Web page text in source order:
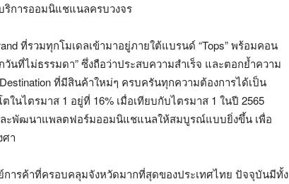
ริการออมนิแชแนลครบวงจร
ที่รวมทุกโมเดลเข้ามาอยู่ภายใต้แบรนด์ “Tops” พร้อมคอน
นที่ไม่ธรรมดา” ซึ่งถือว่าประสบความสำเร็จ และตอกย้ำความ
ที่มีสินค้าใหม่ๆ ครบครันทุกความต้องการได้เป็น
ในไตรมาส 1 อยู่ที่ 16% เมื่อเทียบกับไตรมาส 1 ในปี 2565
ละพัฒนาแพลตฟอร์มออมนิแชแนลให้สมบูรณ์แบบยิ่งขึ้น เพื่อ
า
การค้าที่ครอบคลุมจังหวัดมากที่สุดของประเทศไทย ปัจจุบันมีทั้ง